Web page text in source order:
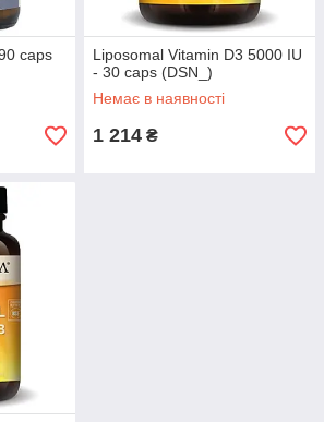
caps
Liposomal Vitamin D3 5000 IU
- 30 caps (DSN_)
Немає в наявності
1 214 ₴